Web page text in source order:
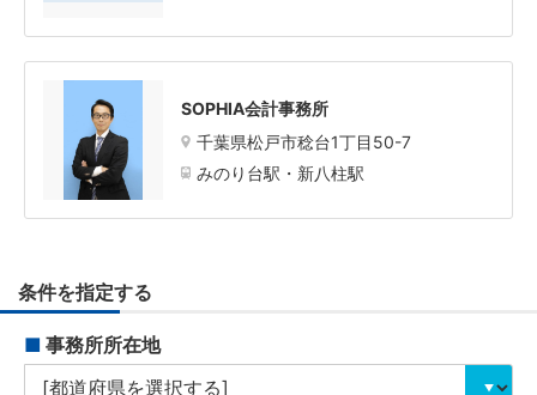
SOPHIA会計事務所
千葉県松戸市稔台1丁目50-7
みのり台駅・新八柱駅
条件を指定する
■ 事務所所在地